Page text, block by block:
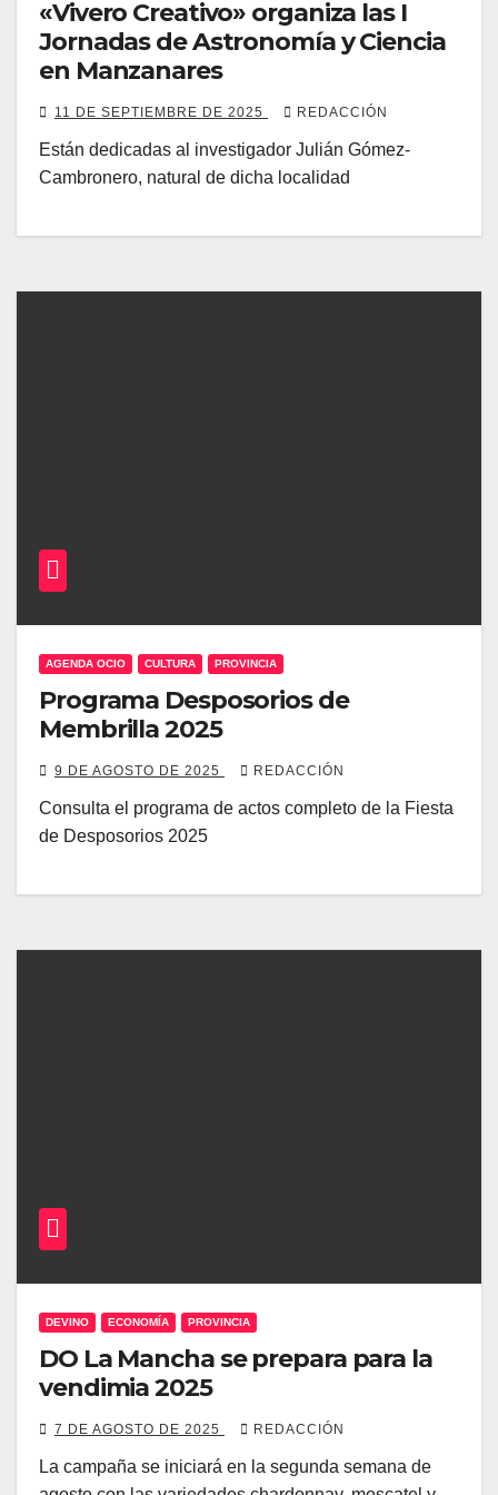
«Vivero Creativo» organiza las I
Jornadas de Astronomía y Ciencia
en Manzanares
11 DE SEPTIEMBRE DE 2025 REDACCIÓN
Están dedicadas al investigador Julián Gómez-
Cambronero, natural de dicha localidad
AGENDA OCIO CULTURA PROVINCIA
Programa Desposorios de
Membrilla 2025
9 DE AGOSTO DE 2025 REDACCIÓN
Consulta el programa de actos completo de la Fiesta
de Desposorios 2025
DEVINO ECONOMÍA PROVINCIA
DO La Mancha se prepara para la
vendimia 2025
7 DE AGOSTO DE 2025 REDACCIÓN
La campaña se iniciará en la segunda semana de